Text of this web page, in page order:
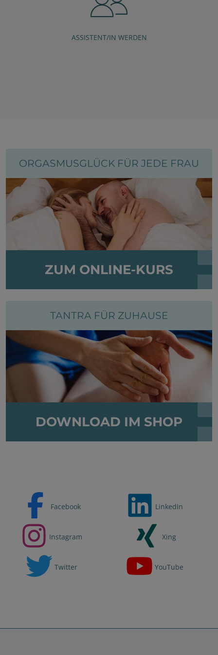
ASSISTENT/IN WERDEN
ORGASMUSGLÜCK FÜR JEDE FRAU
ZUM ONLINE-KURS
TANTRA FÜR ZUHAUSE
DOWNLOAD IM SHOP
Facebook LinkedIn
Instagram Xing
Twitter YouTube